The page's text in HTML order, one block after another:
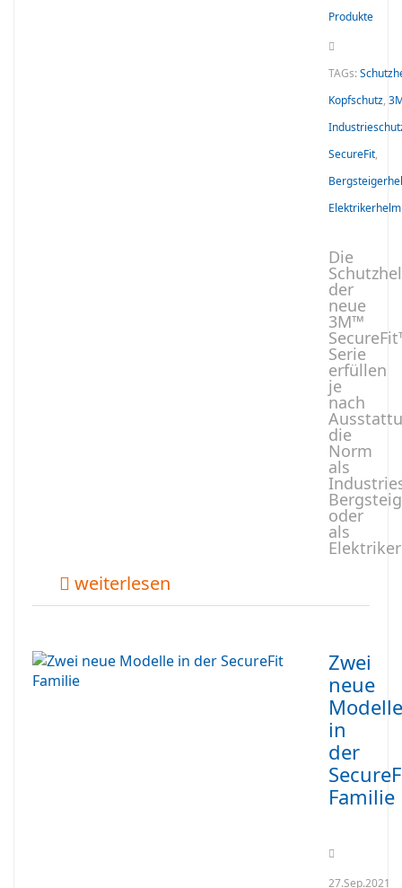
Produkte
TAGs:
Kopfschutz,
SecureFit,
Elektrikerhelm
Die
der
neue
3M™
Serie
erfüllen
je
nach
die
Norm
als
oder
als
weiterlesen
Zwei
neue
Modelle
in
der
Familie
27.Sep.2021